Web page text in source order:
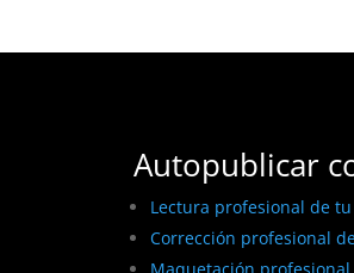
Autopublicar
Lectura profesional de
Corrección profesional